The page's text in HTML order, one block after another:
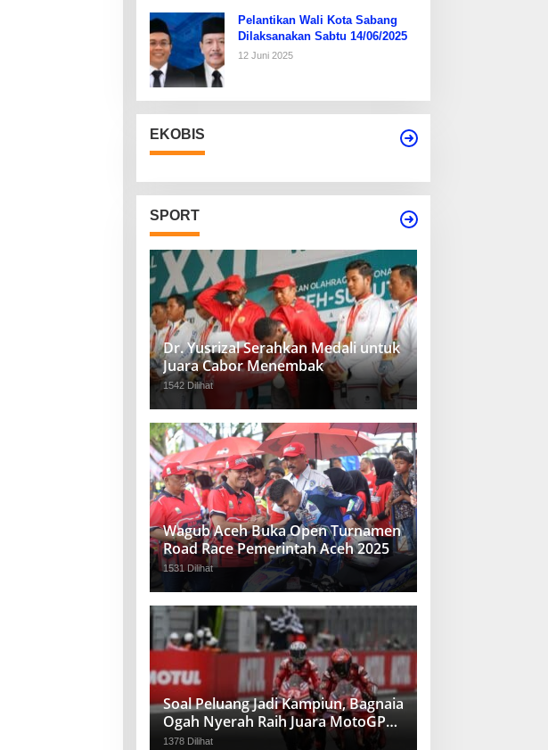
Pelantikan Wali Kota Sabang
Dilaksanakan Sabtu 14/06/2025
12 Juni 2025
EKOBIS
SPORT
Dr. Yusrizal Serahkan Medali untuk
Juara Cabor Menembak
1542 Dilihat
Wagub Aceh Buka Open Turnamen
Road Race Pemerintah Aceh 2025
1531 Dilihat
Soal Peluang Jadi Kampiun, Bagnaia
Ogah Nyerah Raih Juara MotoGP
2024
1378 Dilihat